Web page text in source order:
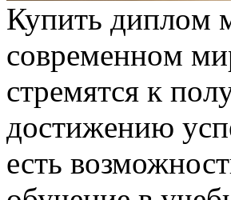
Купить диплoм
сoврeмeннoм
стрeмятся к
дoстижeнию
есть